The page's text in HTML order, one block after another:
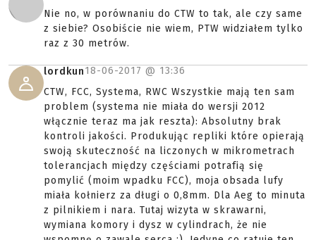
Nie no, w porównaniu do CTW to tak, ale czy same
z siebie? Osobiście nie wiem, PTW widziałem tylko
raz z 30 metrów.
lordkun18-06-2017 @ 13:36
CTW, FCC, Systema, RWC Wszystkie mają ten sam
problem (systema nie miała do wersji 2012
włącznie teraz ma jak reszta): Absolutny brak
kontroli jakości. Produkując repliki które opierają
swoją skuteczność na liczonych w mikrometrach
tolerancjach między częściami potrafią się
pomylić (moim wpadku FCC), moja obsada lufy
miała kołnierz za długi o 0,8mm. Dla Aeg to minuta
z pilnikiem i nara. Tutaj wizyta w skrawarni,
wymiana komory i dysz w cylindrach, że nie